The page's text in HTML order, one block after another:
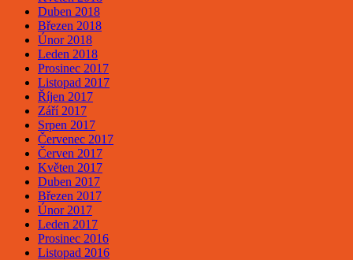
Duben 2018
Březen 2018
Únor 2018
Leden 2018
Prosinec 2017
Listopad 2017
Říjen 2017
Září 2017
Srpen 2017
Červenec 2017
Červen 2017
Květen 2017
Duben 2017
Březen 2017
Únor 2017
Leden 2017
Prosinec 2016
Listopad 2016